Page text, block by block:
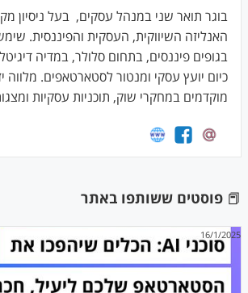
בוגר תואר שני במנהל עסקים, בעל ניסיון
האנליזה השיווקית, העסקית והפיננסית.
בגופים פיננסים, בתחום סלולר, במדיה
כיום יועץ עסקי ומנטור לסטארטאפים. מלווה
מוקדמים במחקרי שוק, תוכניות עסקיות
📕 פוסטים ששותפו באתר
16/1/2025